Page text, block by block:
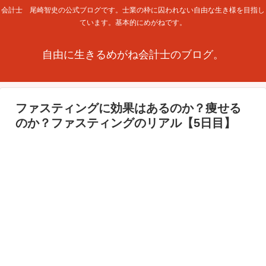
会計士 尾崎智史の公式ブログです。士業の枠に囚われない自由な生き様を目指し
ています。基本的にめがねです。
自由に生きるめがね会計士のブログ。
ファスティングに効果はあるのか？痩せる
のか？ファスティングのリアル【5日目】